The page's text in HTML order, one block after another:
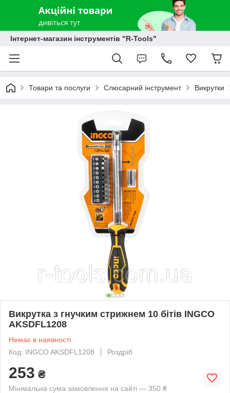
Інтернет-магазин інструментів "R-Tools"
Товари та послуги Слюсарний інструмент Викрутки
Викрутка з гнучким стрижнем 10 бітів INGCO
AKSDFL1208
Немає в наявності
Код: INGCO AKSDFL1208
Роздріб
253 ₴
Мінімальна сума замовлення на сайті — 350 ₴